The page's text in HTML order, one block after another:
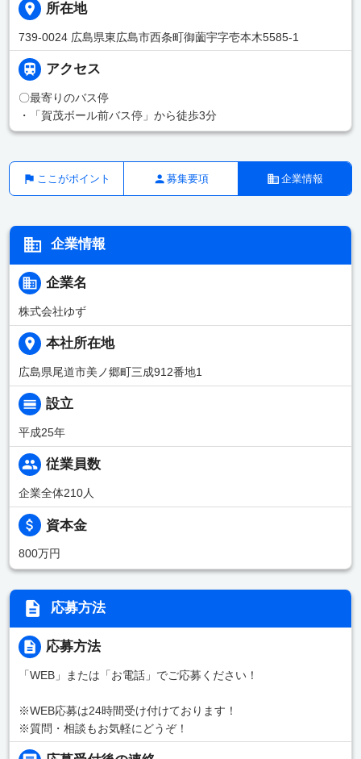
所在地
739-0024 広島県東広島市西条町御薗宇字壱本木5585-1
アクセス
〇最寄りのバス停
・「賀茂ボール前バス停」から徒歩3分
ここがポイント 募集要項 企業情報
企業情報
企業名
株式会社ゆず
本社所在地
広島県尾道市美ノ郷町三成912番地1
設立
平成25年
従業員数
企業全体210人
資本金
800万円
応募方法
応募方法
「WEB」または「お電話」でご応募ください！
※WEB応募は24時間受け付けております！
※質問・相談もお気軽にどうぞ！